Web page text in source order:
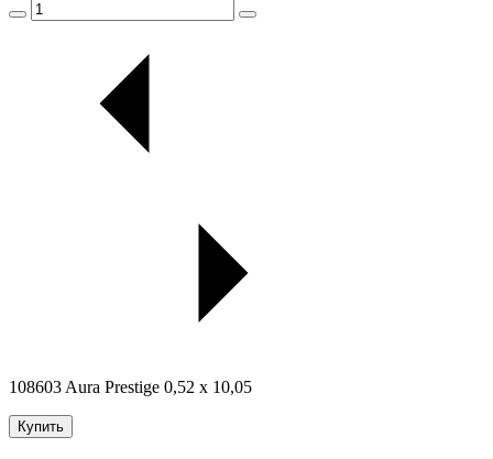
108603 Aura Prestige 0,52 x 10,05
Купить